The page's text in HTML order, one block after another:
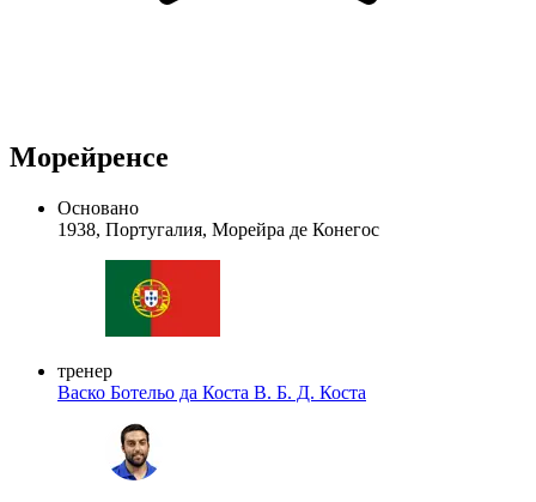
Морейренсе
Основано
1938, Португалия, Морейра де Конегос
тренер
Васко Ботельо да Коста В. Б. Д. Коста